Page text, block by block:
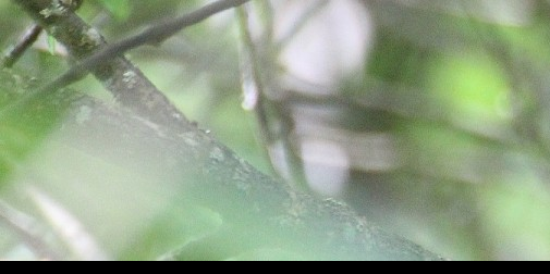
Hoppa
till
innehåll